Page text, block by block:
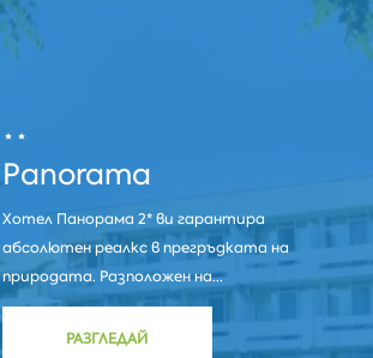
Panorama
Хотел Панорама 2* ви гарантира
абсолютен реалкс в прегръдката на
природата. Разположен на...
РАЗГЛЕДАЙ